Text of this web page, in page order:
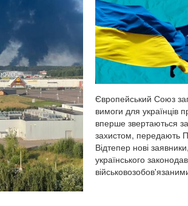
Європейський Союз
вимоги для українців
вперше звертаються
захистом, передають
Відтепер нові
українського